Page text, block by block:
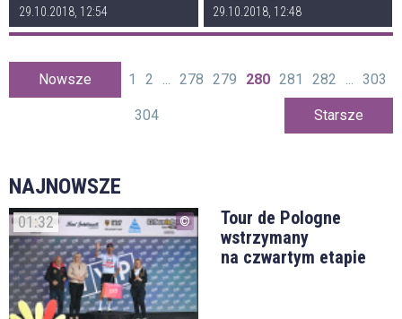
29.10.2018, 12:54 29.10.2018, 12:48
Nowsze 1 2 ... 278 279 280 281 282 ... 303
304 Starsze
NAJNOWSZE
01:32
Tour de Pologne
wstrzymany
na czwartym etapie